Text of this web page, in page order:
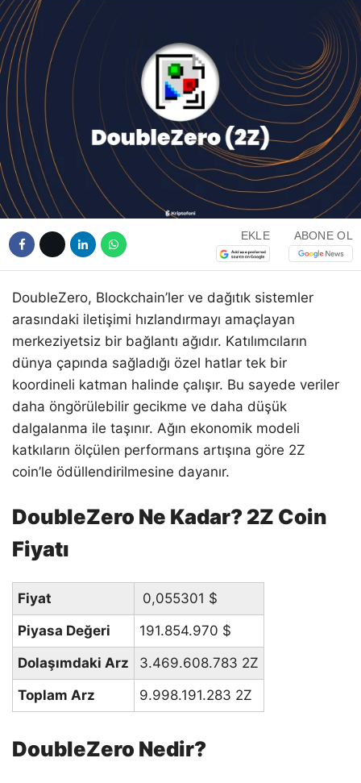
EKLE ABONE OL
DoubleZero, Blockchain’ler ve dağıtık sistemler
arasındaki iletişimi hızlandırmayı amaçlayan
merkeziyetsiz bir bağlantı ağıdır. Katılımcıların
dünya çapında sağladığı özel hatlar tek bir
koordineli katman halinde çalışır. Bu sayede veriler
daha öngörülebilir gecikme ve daha düşük
dalgalanma ile taşınır. Ağın ekonomik modeli
katkıların ölçülen performans artışına göre 2Z
coin’le ödüllendirilmesine dayanır.
DoubleZero Ne Kadar? 2Z Coin
Fiyatı
Fiyat 0,055301 $
Piyasa Değeri
191.854.970 $
Dolaşımdaki Arz
3.469.608.783 2Z
Toplam Arz
9.998.191.283 2Z
DoubleZero Nedir?